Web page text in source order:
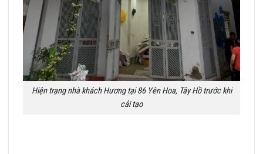
Hiện trạng nhà khách Hương tại 86 Yên Hoa, Tây Hồ trước khi
cải tạo